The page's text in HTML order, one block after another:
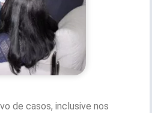
de casos, inclusive nos